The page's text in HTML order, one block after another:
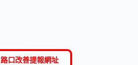
路口改善提報網址